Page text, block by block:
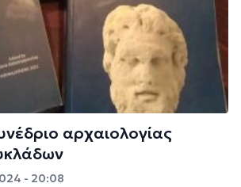
αρχαιολογίας
- 20:08